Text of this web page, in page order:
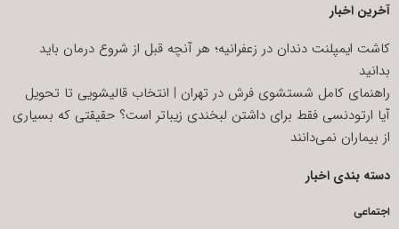
آخرین اخبار
کاشت ایمپلنت دندان در زعفرانیه؛ هر آنچه قبل از شروع درمان باید
بدانید
راهنمای کامل شستشوی فرش در تهران | انتخاب قالیشویی تا تحویل
آیا ارتودنسی فقط برای داشتن لبخندی زیباتر است؟ حقیقتی که بسیاری
از بیماران نمی‌دانند
دسته بندی اخبار
اجتماعی